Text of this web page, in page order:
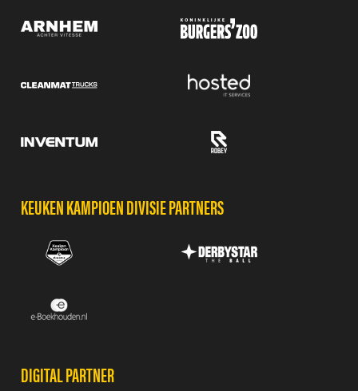
KEUKEN KAMPIOEN DIVISIE PARTNERS
DIGITAL PARTNER